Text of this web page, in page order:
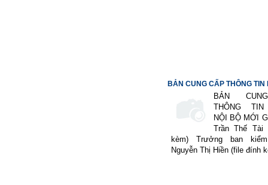
BẢN CUNG CẤP THÔNG TIN
BẢN
THÔNG
NỘI BỘ MỚI
Trần Thế Tài
kèm) Trưởng ban
Nguyễn Thị Hiền (file